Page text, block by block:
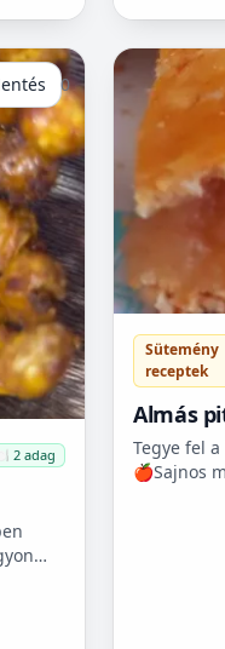
0
2 adag
Sütemény
receptek
Almás
Tegye fel a
🍎Sajnos